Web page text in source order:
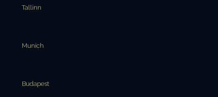
Tallinn
Munich
Budapest